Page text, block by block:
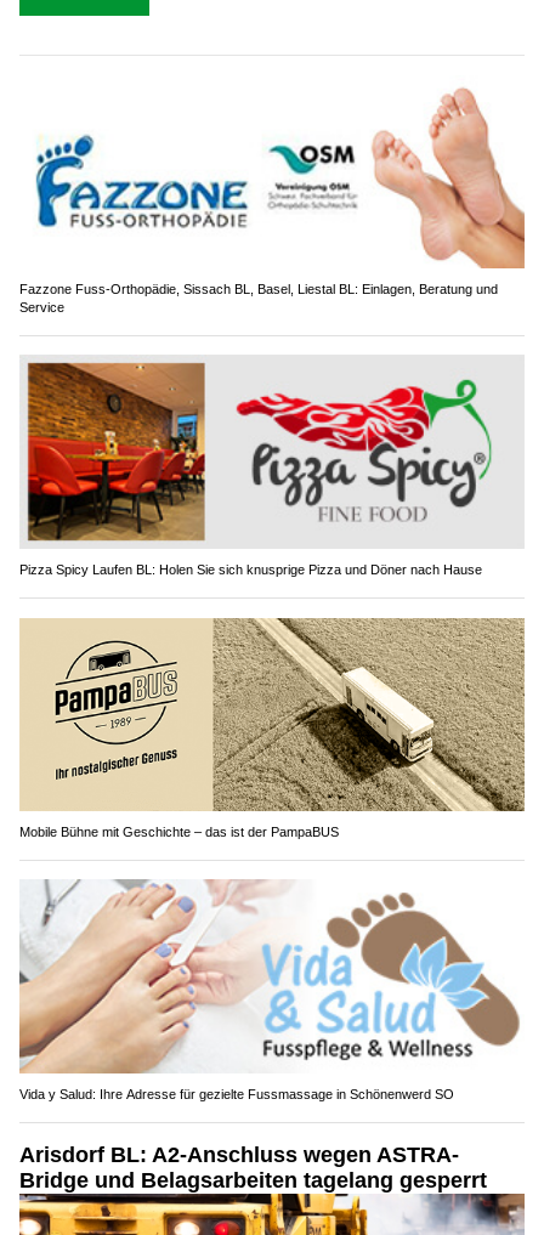
Fazzone Fuss-Orthopädie, Sissach BL, Basel, Liestal BL: Einlagen, Beratung und
Service
Pizza Spicy Laufen BL: Holen Sie sich knusprige Pizza und Döner nach Hause
Mobile Bühne mit Geschichte – das ist der PampaBUS
Vida y Salud: Ihre Adresse für gezielte Fussmassage in Schönenwerd SO
Arisdorf BL: A2-Anschluss wegen ASTRA-
Bridge und Belagsarbeiten tagelang gesperrt